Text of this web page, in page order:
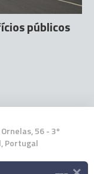
públicos
56 - 3º
Portugal